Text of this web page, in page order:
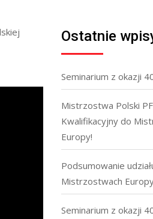
Ostatnie
Seminarium z okazji
Mistrzostwa Polski
Kwalifikacyjny do
Europy!
Podsumowanie
Mistrzostwach
Seminarium z okazji